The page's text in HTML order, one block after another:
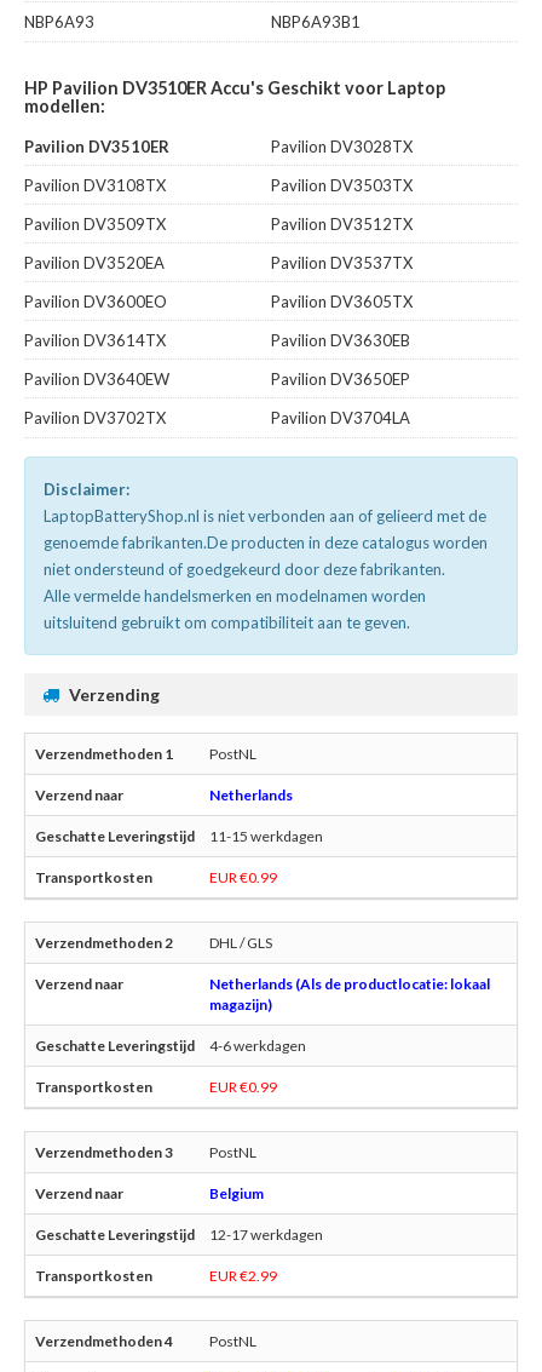
NBP6A93
NBP6A93B1
HP Pavilion DV3510ER Accu's Geschikt voor Laptop
modellen:
Pavilion DV3510ER
Pavilion DV3028TX
Pavilion DV3108TX
Pavilion DV3503TX
Pavilion DV3509TX
Pavilion DV3512TX
Pavilion DV3520EA
Pavilion DV3537TX
Pavilion DV3600EO
Pavilion DV3605TX
Pavilion DV3614TX
Pavilion DV3630EB
Pavilion DV3640EW
Pavilion DV3650EP
Pavilion DV3702TX
Pavilion DV3704LA
Disclaimer:
LaptopBatteryShop.nl is niet verbonden aan of gelieerd met de
genoemde fabrikanten.De producten in deze catalogus worden
niet ondersteund of goedgekeurd door deze fabrikanten.
Alle vermelde handelsmerken en modelnamen worden
uitsluitend gebruikt om compatibiliteit aan te geven.
Verzending
PostNL
Netherlands
11-15 werkdagen
EUR €0.99
DHL / GLS
Netherlands (Als de productlocatie: lokaal
magazijn)
4-6 werkdagen
EUR €0.99
PostNL
Belgium
12-17 werkdagen
EUR €2.99
PostNL